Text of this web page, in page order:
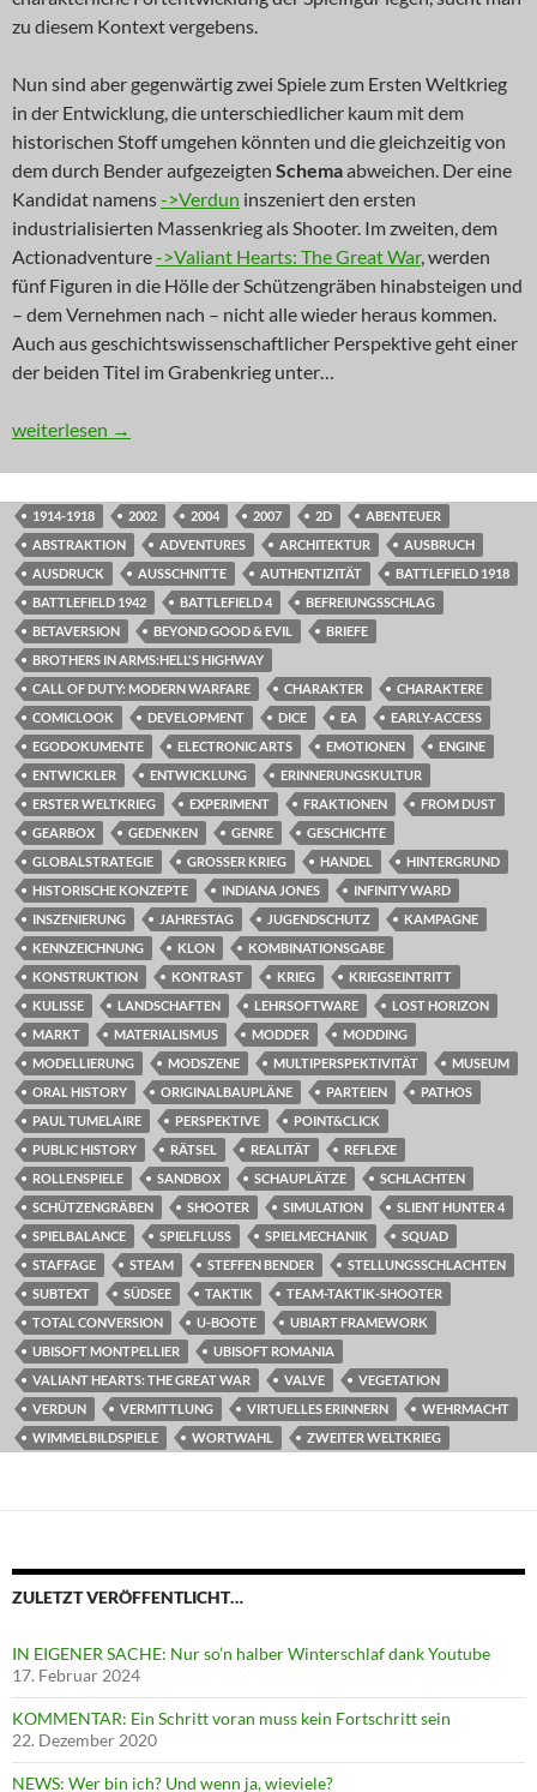
zu diesem Kontext vergebens.
Nun sind aber gegenwärtig zwei Spiele zum Ersten Weltkrieg
in der Entwicklung, die unterschiedlicher kaum mit dem
historischen Stoff umgehen könnten und die gleichzeitig von
dem durch Bender aufgezeigten Schemaabweichen. Der eine
Kandidat namens->Verdun inszeniert den ersten
industrialisierten Massenkrieg als Shooter. Im zweiten, dem
Actionadventure->Valiant Hearts: The Great War, werden
fünf Figuren in die Hölle der Schützengräben hinabsteigen und
– dem Vernehmen nach – nicht alle wieder heraus kommen.
Auch aus geschichtswissenschaftlicher Perspektive geht einer
der beiden Titel im Grabenkrieg unter…
NEWS: Der vergessene Krieg
weiterlesen →
1914-1918 2002 2004 2007 2D
ABENTEUER
ABSTRAKTION
ADVENTURES ARCHITEKTUR
AUSBRUCH
AUSDRUCK
AUSSCHNITTE AUTHENTIZITÄT
BATTLEFIELD 1918
BATTLEFIELD 1942
BATTLEFIELD 4
BEFREIUNGSSCHLAG
BETAVERSION
BEYOND GOOD & EVIL
BRIEFE
BROTHERS IN ARMS:HELL'S HIGHWAY
CALL OF DUTY: MODERN WARFARE
CHARAKTER
CHARAKTERE
COMICLOOK
DEVELOPMENT DICE EA
EARLY-ACCESS
EGODOKUMENTE
ELECTRONIC ARTS EMOTIONEN
ENGINE
ENTWICKLER
ENTWICKLUNG
ERINNERUNGSKULTUR
ERSTER WELTKRIEG
EXPERIMENT FRAKTIONEN
FROM DUST
GEARBOX
GEDENKEN GENRE
GESCHICHTE
GLOBALSTRATEGIE
GROSSER KRIEG HANDEL
HINTERGRUND
HISTORISCHE KONZEPTE
INDIANA JONES
INFINITY WARD
INSZENIERUNG
JAHRESTAG JUGENDSCHUTZ
KAMPAGNE
KENNZEICHNUNG
KLON
KOMBINATIONSGABE
KONSTRUKTION
KONTRAST KRIEG
KRIEGSEINTRITT
KULISSE
LANDSCHAFTEN LEHRSOFTWARE
LOST HORIZON
MARKT
MATERIALISMUS MODDER
MODDING
MODELLIERUNG
MODSZENE MULTIPERSPEKTIVITÄT
MUSEUM
ORAL HISTORY
ORIGINALBAUPLÄNE PARTEIEN
PATHOS
PAUL TUMELAIRE
PERSPEKTIVE
POINT&CLICK
PUBLIC HISTORY
RÄTSEL REALITÄT
REFLEXE
ROLLENSPIELE
SANDBOX SCHAUPLÄTZE
SCHLACHTEN
SCHÜTZENGRÄBEN
SHOOTER SIMULATION
SLIENT HUNTER 4
SPIELBALANCE
SPIELFLUSS SPIELMECHANIK
SQUAD
STAFFAGE
STEAM STEFFEN BENDER
STELLUNGSSCHLACHTEN
SUBTEXT
SÜDSEE TAKTIK
TEAM-TAKTIK-SHOOTER
TOTAL CONVERSION
U-BOOTE
UBIART FRAMEWORK
UBISOFT MONTPELLIER
UBISOFT ROMANIA
VALIANT HEARTS: THE GREAT WAR
VALVE
VEGETATION
VERDUN
VERMITTLUNG VIRTUELLES ERINNERN
WEHRMACHT
WIMMELBILDSPIELE
WORTWAHL ZWEITER WELTKRIEG
ZULETZT VERÖFFENTLICHT…
IN EIGENER SACHE: Nur so’n halber Winterschlaf dank Youtube
17. Februar 2024
KOMMENTAR: Ein Schritt voran muss kein Fortschritt sein
22. Dezember 2020
NEWS: Wer bin ich? Und wenn ja, wieviele?